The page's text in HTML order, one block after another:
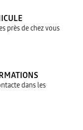
près de chez vous
dans les